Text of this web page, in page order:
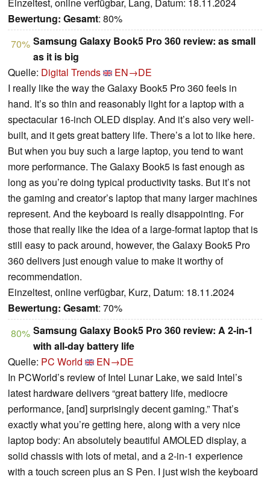
Bewertung: Gesamt: 80%
70% Samsung Galaxy Book5 Pro 360 review: as small
as it is big
Quelle: Digital Trends
EN→DE
I really like the way the Galaxy Book5 Pro 360 feels in
hand. It’s so thin and reasonably light for a laptop with a
spectacular 16-inch OLED display. And it’s also very well-
built, and it gets great battery life. There’s a lot to like here.
But when you buy such a large laptop, you tend to want
more performance. The Galaxy Book5 is fast enough as
long as you’re doing typical productivity tasks. But it’s not
the gaming and creator’s laptop that many larger machines
represent. And the keyboard is really disappointing. For
those that really like the idea of a large-format laptop that is
still easy to pack around, however, the Galaxy Book5 Pro
360 delivers just enough value to make it worthy of
recommendation.
Einzeltest, online verfügbar, Kurz, Datum: 18.11.2024
Bewertung: Gesamt: 70%
80% Samsung Galaxy Book5 Pro 360 review: A 2-in-1
with all-day battery life
Quelle: PC World
EN→DE
In PCWorld’s review of Intel Lunar Lake, we said Intel’s
latest hardware delivers “great battery life, mediocre
performance, [and] surprisingly decent gaming.” That’s
exactly what you’re getting here, along with a very nice
laptop body: An absolutely beautiful AMOLED display, a
solid chassis with lots of metal, and a 2-in-1 experience
with a touch screen plus an S Pen. I just wish the keyboard